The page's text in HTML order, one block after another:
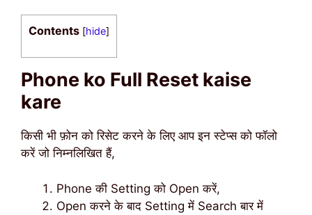
Contents [hide]
Phone ko Full Reset kaise
kare
किसी भी फ़ोन को रिसेट करने के लिए आप इन स्टेप्स को फॉलो
करें जो निम्नलिखित हैं,
Phone की Setting को Open करें,
Open करने के बाद Setting में Search बार में